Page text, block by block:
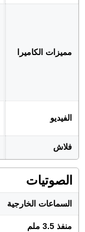
مميزات الكاميرا
الفيديو
فلاش
الصوتيات
السماعات الخارجية
منفذ 3.5 ملم